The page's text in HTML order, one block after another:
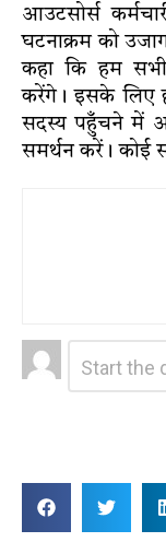
आउटसोर्स
घटनाक्रम को
कहा कि हम
करेंगे। इसके लिए
सदस्य पहुँचने में
समर्थन करें। कोई
Leave
a
Comment